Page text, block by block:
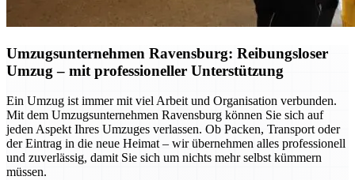
Umzugsunternehmen Ravensburg: Reibungsloser
Umzug – mit professioneller Unterstützung
Ein Umzug ist immer mit viel Arbeit und Organisation verbunden.
Mit dem Umzugsunternehmen Ravensburg können Sie sich auf
jeden Aspekt Ihres Umzuges verlassen. Ob Packen, Transport oder
der Eintrag in die neue Heimat – wir übernehmen alles professionell
und zuverlässig, damit Sie sich um nichts mehr selbst kümmern
müssen.